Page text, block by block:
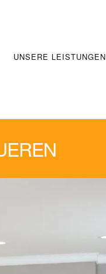
UNSERE LEISTUNGEN